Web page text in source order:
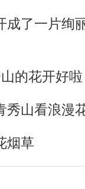
了一片绚
的花开好
秀山看浪漫
烟草